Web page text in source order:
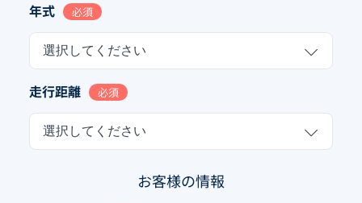
年式 必須
選択してください
走行距離 必須
選択してください
お客様の情報